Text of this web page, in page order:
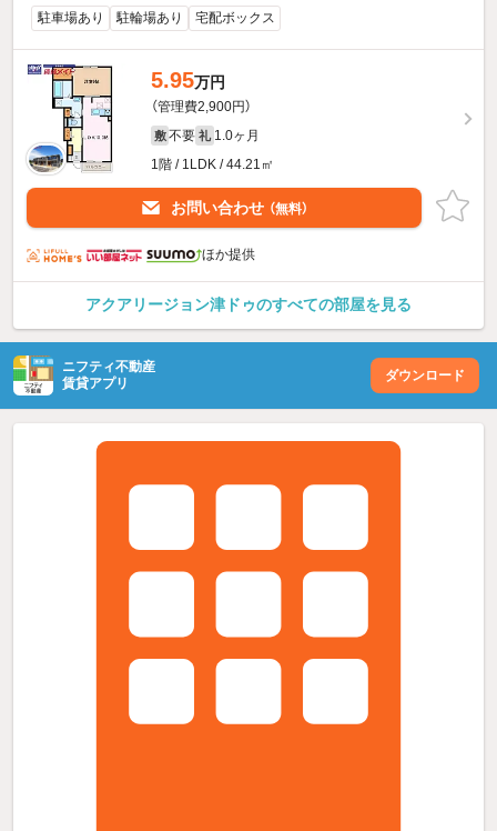
駐車場あり 駐輪場あり 宅配ボックス
5.95万円
（管理費2,900円）
敷 不要 礼 1.0ヶ月
1階 / 1LDK / 44.21㎡
お問い合わせ （無料）
ほか提供
アクアリージョン津ドゥのすべての部屋を見る
ニフティ不動産
賃貸アプリ
ダウンロード